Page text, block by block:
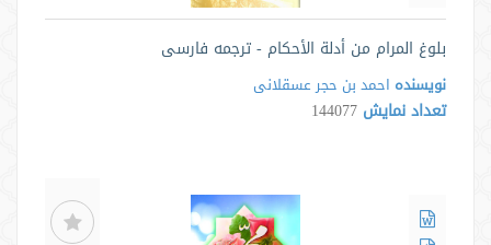
بلوغ المرام من أدلة الأحکام - ترجمه فارسی
نویسنده احمد بن حجر عسقلانی
تعداد نمایش 144077